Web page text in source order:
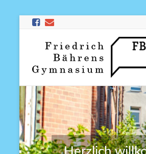
Herzlich